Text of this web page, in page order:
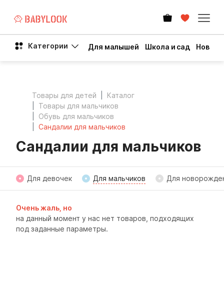
Категории Для малышей Школа и сад Новый
Товары для детей
Каталог
Товары для мальчиков
Обувь для мальчиков
Сандалии для мальчиков
Сандалии для мальчиков
Для девочек Для мальчиков Для
Очень жаль, но
на данный момент у нас нет товаров, подходящих
под заданные параметры.